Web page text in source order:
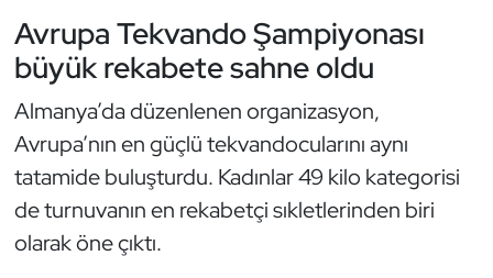
Avrupa Tekvando Şampiyonası
büyük rekabete sahne oldu
Almanya’da düzenlenen organizasyon,
Avrupa’nın en güçlü tekvandocularını aynı
tatamide buluşturdu. Kadınlar 49 kilo kategorisi
de turnuvanın en rekabetçi sıkletlerinden biri
olarak öne çıktı.
Sualtı Sporları
Tekvando
Tenis
Triatlon